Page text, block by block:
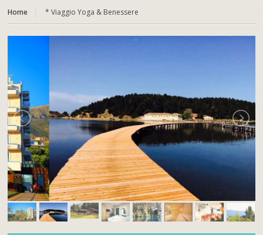
Home * Viaggio Yoga & Benessere